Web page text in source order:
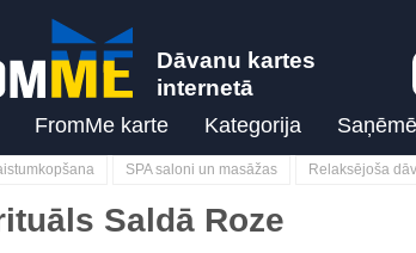
Dāvanu kartes
internetā
FromMe karte Kategorija
SPA saloni un masāžas Relaksējoša
Saldā Roze